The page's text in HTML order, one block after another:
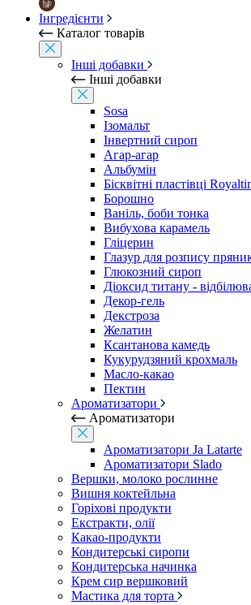
Інгредієнти
Каталог товарів
Інші добавки
Інші добавки
Sosa
Ізомальт
Інвертний сироп
Агар-агар
Альбумін
Бісквітні пластівці
Борошно
Ваніль, боби тонка
Вибухова карамель
Гліцерин
Глазур для розпису
Глюкозний сироп
Діоксид титану -
Декор-гель
Декстроза
Желатин
Ксантанова камедь
Кукурудзяний крохмаль
Масло-какао
Пектин
Ароматизатори
Ароматизатори
Ароматизатори Ja Latarte
Ароматизатори Slado
Вершки, молоко рослинне
Вишня коктейльна
Горіхові продукти
Екстракти, олії
Какао-продукти
Кондитерські сиропи
Кондитерська начинка
Крем сир вершковий
Мастика для торта